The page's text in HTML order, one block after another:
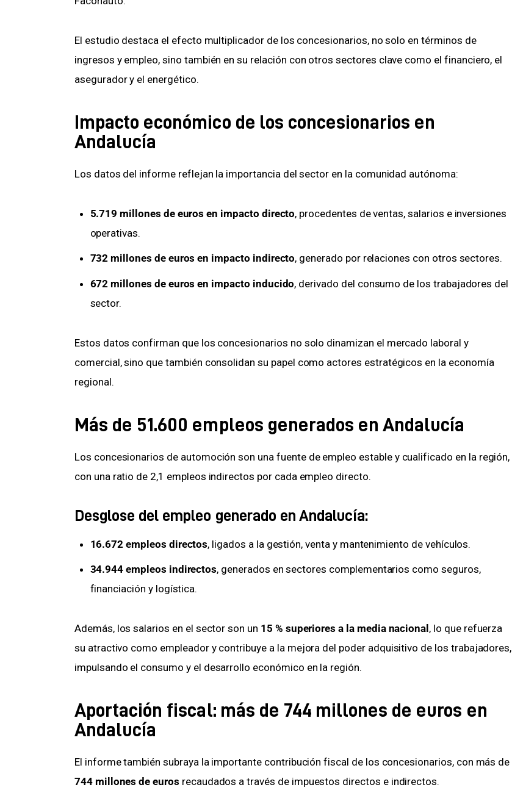
El estudio destaca el efecto multiplicador de los concesionarios, no solo en términos de
ingresos y empleo, sino también en su relación con otros sectores clave como el financiero, el
asegurador y el energético.
Impacto económico de los concesionarios en
Andalucía
Los datos del informe reflejan la importancia del sector en la comunidad autónoma:
5.719 millones de euros en impacto directo, procedentes de ventas, salarios e inversiones
operativas.
732 millones de euros en impacto indirecto, generado por relaciones con otros sectores.
672 millones de euros en impacto inducido, derivado del consumo de los trabajadores del
sector.
Estos datos confirman que los concesionarios no solo dinamizan el mercado laboral y
comercial, sino que también consolidan su papel como actores estratégicos en la economía
regional.
Más de 51.600 empleos generados en Andalucía
Los concesionarios de automoción son una fuente de empleo estable y cualificado en la región,
con una ratio de 2,1 empleos indirectos por cada empleo directo.
Desglose del empleo generado en Andalucía:
16.672 empleos directos, ligados a la gestión, venta y mantenimiento de vehículos.
34.944 empleos indirectos, generados en sectores complementarios como seguros,
financiación y logística.
Además, los salarios en el sector son un 15 % superiores a la media nacional , lo que refuerza
su atractivo como empleador y contribuye a la mejora del poder adquisitivo de los trabajadores,
impulsando el consumo y el desarrollo económico en la región.
Aportación fiscal: más de 744 millones de euros en
Andalucía
El informe también subraya la importante contribución fiscal de los concesionarios, con más de
744 millones de euros recaudados a través de impuestos directos e indirectos.